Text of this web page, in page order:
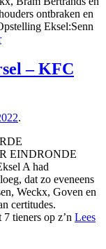
ontbraken en
Eksel:Senn
– KFC
.
EINDRONDE
A had
dat zo eveneens
Weckx, Goven en
certitudes.
tieners op z’n Lees